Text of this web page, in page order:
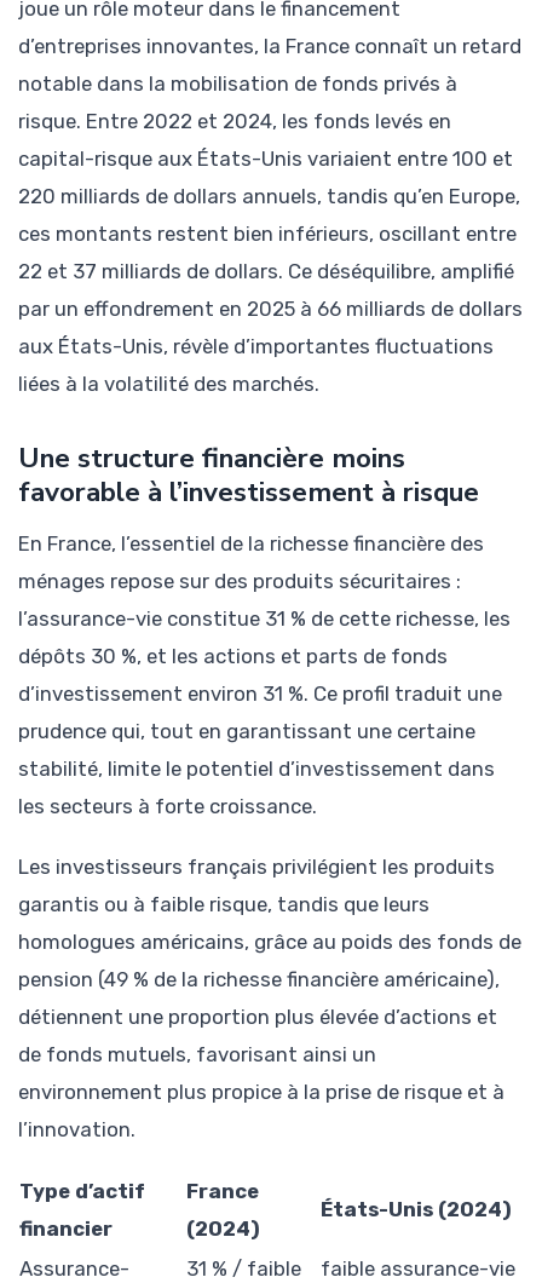
joue un rôle moteur dans le financement
d’entreprises innovantes, la France connaît un retard
notable dans la mobilisation de fonds privés à
risque. Entre 2022 et 2024, les fonds levés en
capital-risque aux États-Unis variaient entre 100 et
220 milliards de dollars annuels, tandis qu’en Europe,
ces montants restent bien inférieurs, oscillant entre
22 et 37 milliards de dollars. Ce déséquilibre, amplifié
par un effondrement en 2025 à 66 milliards de dollars
aux États-Unis, révèle d’importantes fluctuations
liées à la volatilité des marchés.
Une structure financière moins
favorable à l’investissement à risque
En France, l’essentiel de la richesse financière des
ménages repose sur des produits sécuritaires :
l’assurance-vie constitue 31 % de cette richesse, les
dépôts 30 %, et les actions et parts de fonds
d’investissement environ 31 %. Ce profil traduit une
prudence qui, tout en garantissant une certaine
stabilité, limite le potentiel d’investissement dans
les secteurs à forte croissance.
Les investisseurs français privilégient les produits
garantis ou à faible risque, tandis que leurs
homologues américains, grâce au poids des fonds de
pension (49 % de la richesse financière américaine),
détiennent une proportion plus élevée d’actions et
de fonds mutuels, favorisant ainsi un
environnement plus propice à la prise de risque et à
l’innovation.
Type d’actif
financier
France
(2024)
États-Unis (2024)
Assurance-
31 % / faible
faible assurance-vie